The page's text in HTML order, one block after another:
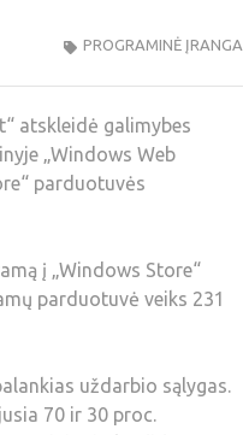
PROGRAMINĖ ĮRANGA
atskleidė galimybes
„Windows Web
parduotuvės
į „Windows Store“
parduotuvė veiks 231
uždarbio sąlygas.
70 ir 30 proc.